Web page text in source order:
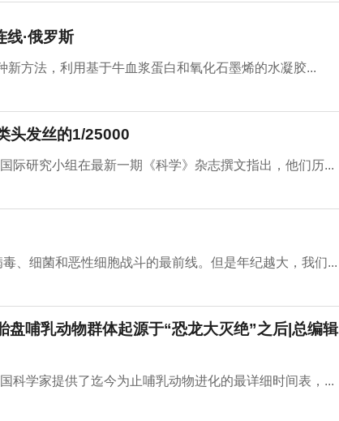
线·俄罗斯
新方法，利用基于牛血浆蛋白和氧化石墨烯的水凝胶...
头发丝的1/25000
际研究小组在最新一期《科学》杂志撰文指出，他们历...
、细菌和恶性细胞战斗的最前线。但是年纪越大，我们...
哺乳动物群体起源于“恐龙大灭绝”之后|总编辑
科学家提供了迄今为止哺乳动物进化的最详细时间表，...